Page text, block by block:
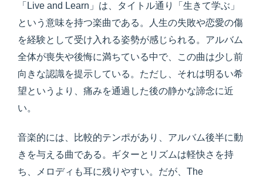
「Live and Learn」は、タイトル通り「生きて学ぶ」
という意味を持つ楽曲である。人生の失敗や恋愛の傷
を経験として受け入れる姿勢が感じられる。アルバム
全体が喪失や後悔に満ちている中で、この曲は少し前
向きな認識を提示している。ただし、それは明るい希
望というより、痛みを通過した後の静かな諦念に近
い。
音楽的には、比較的テンポがあり、アルバム後半に動
きを与える曲である。ギターとリズムは軽快さを持
ち、メロディも耳に残りやすい。だが、The